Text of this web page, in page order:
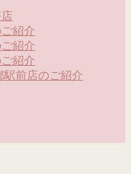
紹介
紹介
紹介
駅前店のご紹介